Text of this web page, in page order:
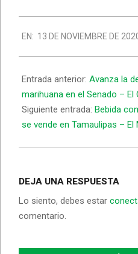
11-
13
EN: 13 DE NOVIEMBRE DE
Entrada anterior: Avanza la
marihuana en el Senado – El
Siguiente entrada: Bebida
se vende en Tamaulipas – El
DEJA UNA RESPUESTA
Lo siento, debes estar
comentario.